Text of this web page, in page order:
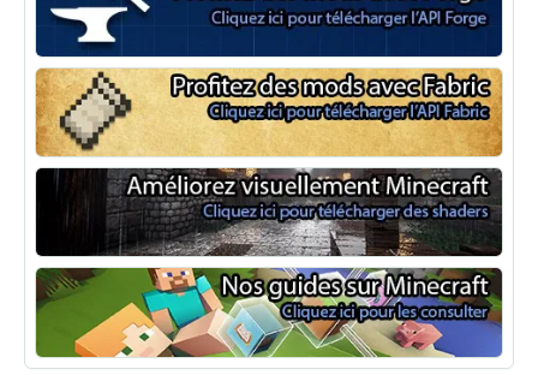
Minecraft Forge
Fabric Minecraft
Shaders Minecraft
Guide Minecraft